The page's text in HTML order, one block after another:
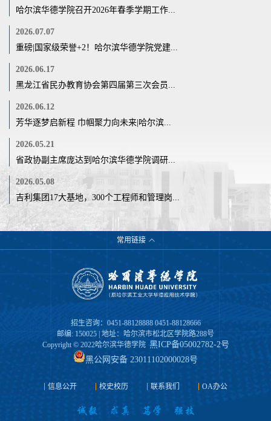
哈尔滨华德学院召开2026年春季学期工作...
2026.07.07
重磅|国家级荣誉+2！哈尔滨华德学院党建...
2026.06.17
黑龙江省民办教育协会第四届第三次会员...
2026.06.12
芳华逐梦启新程 巾帼聚力向未来|哈尔滨...
2026.05.21
省政协副主席庞达到哈尔滨华德学院调研...
2026.05.08
吉利集团17大基地，300个工程师和管理岗...
常用链接
招生咨询：0451-88128888 0451-88128666
邮编: 150025 | 地址：哈尔滨市松北区学院路288号
Copyright © 2022哈尔滨华德学院 黑ICP备05002782-2号
黑公网安备 23011102000028号
信息公开 校史校历 联系我们 OA办公